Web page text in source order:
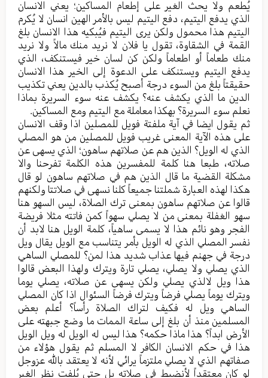
یُطعم ولا یحث الغیر علی إطعام المساکین؛ یعني الانسان
الذي یدفع الیتیم، دفع الیتیم لیس بالأمر الهین انسان لا یُکرم
الیتیم هذا محمول ولکن یری الیتیم فیُبکیه هذا الانسان بلغ
القمة في الشقاوة، تقول یا فلان لا نرید منك مالاً ولا نرید
منك طعاماً أو اطعاماً ولکن کن لسان خیر فیستنکف، الذي
یدفع الیتیم ویستنکف علی الدعوة إلی الخیر هذا الانسان
حقیقتاً بلغ من السوء درجة أصبح یُکذب بالدین یعني تکذیب
الدین ما الذي یکشف عنه؟ یکشف عنه سوء السریرة بماذا
نعلم سوء السریرة؟ بهکذا معاملة مع الیتیم ومع المساکین.
ثم یقول ایضا في آیة ملفتة فویل للمصلین اذا وقف الانسان
علی هذه الآیة المعنی غریب فویل للمصلین من هو المصلي
الذي له الويل؟ الذین هم عن صلاتهم ساهون؛ الذي یسهی عن
صلاته، طبعا هنا کلمة للمفسرین هذه الکلمة تفرحنا والا
مشکلة القضیة ما قال الذین هم في صلاتهم ساهون لو قال
هکذا لهذه العبارة شملتنا جمیعاً کلنا نسهی في صلاتتا ولکنهم
قالوا عن صلاتهم ساهون بمعنی ترك الصلاة، لیس السهو هنا
سهو الغفلة بمعنی من لا یصلي سهواً کمن فاتته مثلا فریضة
الفجر وهو نائم هذا لا یسمی ساهیاً، کلمة الویل هنا لابد أن
نفسر المصلي الذي له الویل بأمر یتناسب مع الویل یقال ویل
درجة في جهنم فیها عذاب شدید هذا لمن؟ للمصلي الساهي
الذي یصلي ولا یصلي، یصلي تارة ویترك ولهذا البعض قالوا
هذا ویل لالذي یصلي ولکن یسهی عن صلاته، یصلي یوما
ویترك یوماً یصلي فرضاً ویترك فرضاً السئوال اذا کان المصلي
الساهي ویل له فکیف لتراك الصلاة رأساً؟ أعلم بعض
المسلمین منذ أن بلغ إلی ساعة الممات ما وضع جبهته علی
الأرض ابداً؟ هذا ماذا حکمه؟ هذا لیس له الویل له ویل الویل
هذا في حکم الانسان الکافر لا المسلم ثم یقول هؤلاء من
صفاتهم الذي لا یصلي ملتزماً یرائي لأنه لا یعتقد بالله عزوجل
لو کان معتقداً لأنضبط في صلاته بل حتی یُلفت نظر الغیر